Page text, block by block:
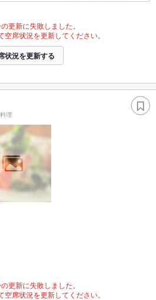
更新に失敗しました。
席状況を更新してください。
状況を更新する
理
更新に失敗しました。
席状況を更新してください。